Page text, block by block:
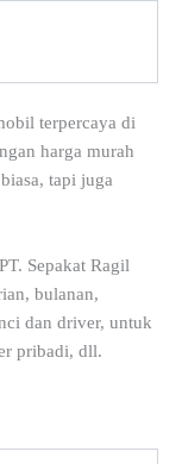
terpercaya di
harga murah
tapi juga
Sepakat Ragil
bulanan,
dan driver, untuk
pribadi, dll.